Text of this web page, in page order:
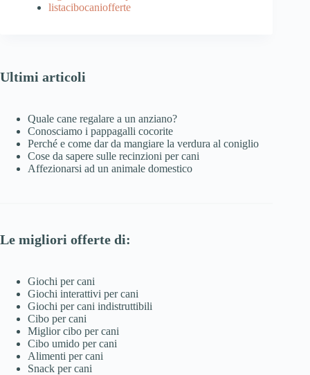
listacibocaniofferte
Ultimi articoli
Quale cane regalare a un anziano?
Conosciamo i pappagalli cocorite
Perché e come dar da mangiare la verdura al coniglio
Cose da sapere sulle recinzioni per cani
Affezionarsi ad un animale domestico
Le migliori offerte di:
Giochi per cani
Giochi interattivi per cani
Giochi per cani indistruttibili
Cibo per cani
Miglior cibo per cani
Cibo umido per cani
Alimenti per cani
Snack per cani